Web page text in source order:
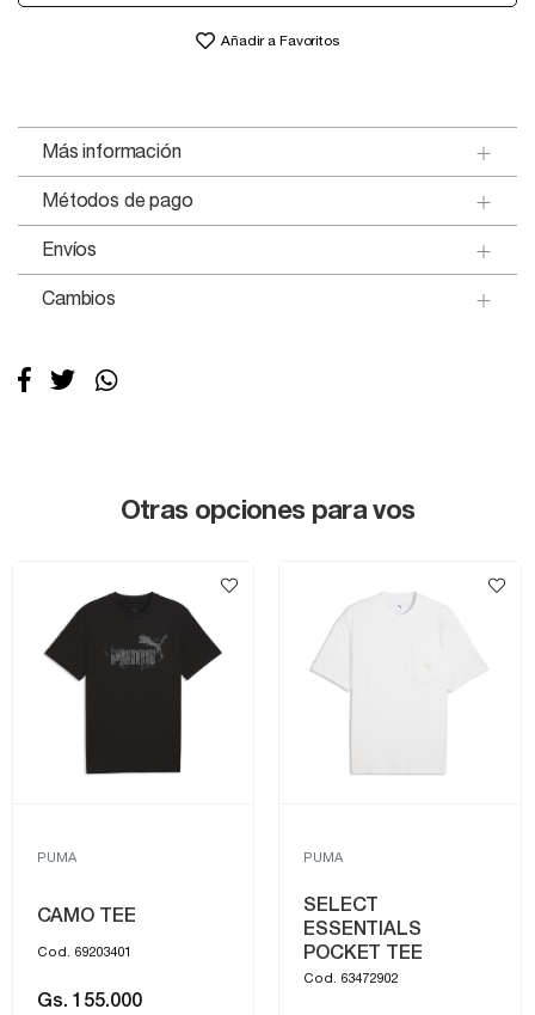
Añadir a Favoritos
Más información
Métodos de pago
Envíos
Cambios
Otras opciones para vos
PUMA
CAMO TEE
Cod. 69203401
Gs. 155.000
PUMA
SELECT
ESSENTIALS
POCKET TEE
Cod. 63472902